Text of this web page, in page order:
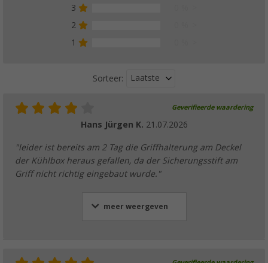
3
2
1
Sorteer: Laatste
Geverifieerde waardering
Hans Jürgen K. 21.07.2026
"leider ist bereits am 2 Tag die Griffhalterung am Deckel
der Kühlbox heraus gefallen, da der Sicherungsstift am
Griff nicht richtig eingebaut wurde."
meer weergeven